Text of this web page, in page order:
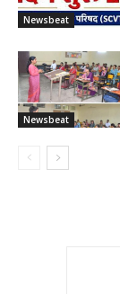
Newsbeat
Newsbeat